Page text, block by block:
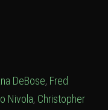
DeBose, Fred
Nivola, Christopher